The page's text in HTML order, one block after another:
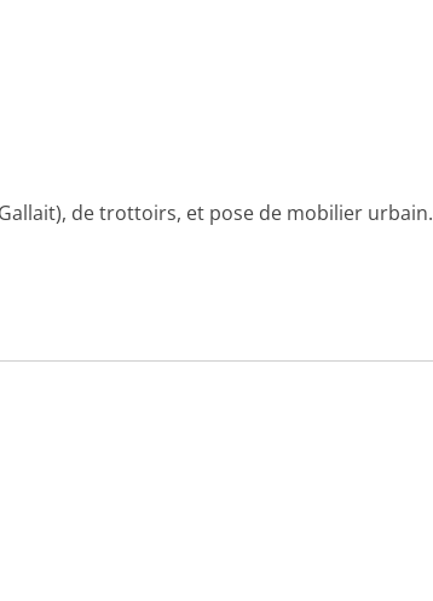
de trottoirs, et pose de mobilier urbain.